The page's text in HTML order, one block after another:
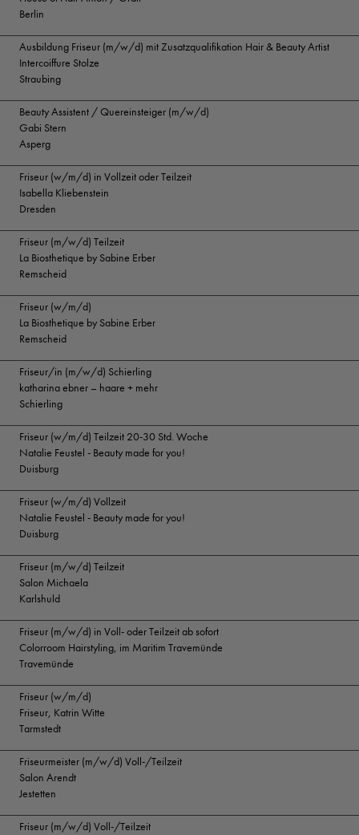
Berlin
Ausbildung Friseur (m/w/d) mit Zusatzqualifikation Hair & Beauty Artist
Intercoiffure Stolze
Straubing
Beauty Assistent / Quereinsteiger (m/w/d)
Gabi Stern
Asperg
Friseur (w/m/d) in Vollzeit oder Teilzeit
Isabella Kliebenstein
Dresden
Friseur (m/w/d) Teilzeit
La Biosthetique by Sabine Erber
Remscheid
Friseur (w/m/d)
La Biosthetique by Sabine Erber
Remscheid
Friseur/in (m/w/d) Schierling
katharina ebner – haare + mehr
Schierling
Friseur (w/m/d) Teilzeit 20-30 Std. Woche
Natalie Feustel - Beauty made for you!
Duisburg
Friseur (w/m/d) Vollzeit
Natalie Feustel - Beauty made for you!
Duisburg
Friseur (m/w/d) Teilzeit
Salon Michaela
Karlshuld
Friseur (m/w/d) in Voll- oder Teilzeit ab sofort
Colorroom Hairstyling, im Maritim Travemünde
Travemünde
Friseur (w/m/d)
Friseur, Katrin Witte
Tarmstedt
Friseurmeister (m/w/d) Voll-/Teilzeit
Salon Arendt
Jestetten
Friseur (m/w/d) Voll-/Teilzeit